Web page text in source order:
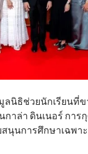
ลนิธิช่วยนักเรียนที่
าล่า ดินเนอร์ การ
นุนการศึกษาเฉพา